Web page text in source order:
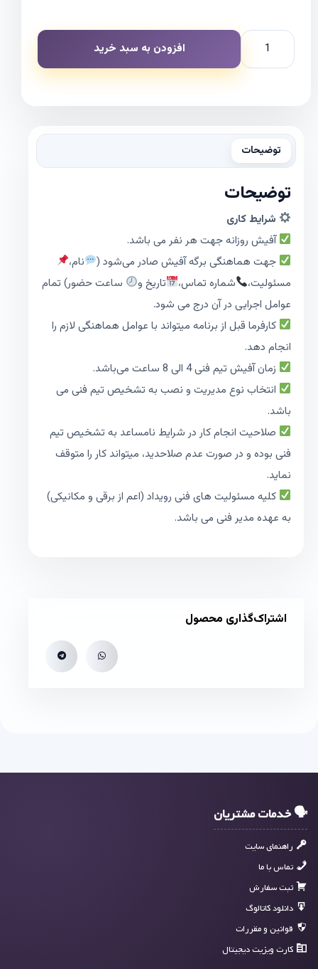
افزودن به سبد خرید
توضیحات
توضیحات
شرایط کاری
آفیش روزانه جهت هر نفر می باشد.
جهت هماهنگی برگه آفیش صادر می‌شود (
نام،
مسئولیت،
شماره تماس، تاریخ و
ساعت حضور) تمام
عوامل اجرایی در آن درج می شود.
کارفرما قبل از برنامه میتواند با عوامل هماهنگی لازم را
انجام دهد.
زمان آفیش تیم فنی 4 الی 8 ساعت می‌باشد.
انتخاب نوع مدیریت و نصب به تشخیص تیم فنی می
باشد.
صلاحیت انجام کار در شرایط نامساعد به تشخیص تیم
فنی بوده و در صورت عدم صلاحدید، میتواند کار را متوقف
نماید.
کلیه مسئولیت های فنی رویداد (اعم از برقی و مکانیکی)
به عهده مدیر فنی می باشد.
اشتراک‌گذاری محصول
🗣 خدمات مشتریان
راهنمای سایت
تماس با ما
ثبت سفارش
دانلود کاتالوگ
قوانین و مقررات
کارت ویزیت دیجیتال